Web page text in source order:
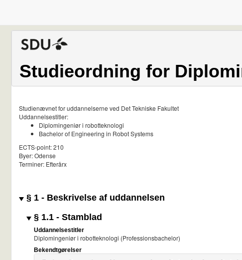
Studieordning for
Studienævnet for uddannelserne ved Det Tekniske Fakultet
Uddannelsestitler:
Diplomingeniør i robotteknologi
Bachelor of Engineering in Robot Systems
ECTS-point: 210
Byer: Odense
Terminer: Efterårx
§ 1 - Beskrivelse af uddannelsen
§ 1.1 - Stamblad
Uddannelsestitler
Diplomingeniør i robotteknologi (Professionsbachelor)
Bekendtgørelser